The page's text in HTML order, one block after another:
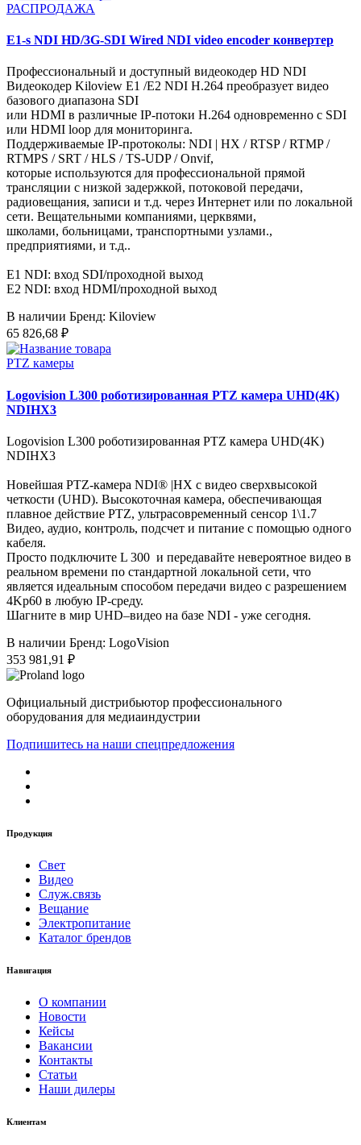
РАСПРОДАЖА
E1-s NDI HD/3G-SDI Wired NDI video encoder конвертер
Профессиональный и доступный видеокодер HD NDI
Видеокодер Kiloview E1 /E2 NDI H.264 преобразует видео
базового диапазона SDI
или HDMI в различные IP-потоки H.264 одновременно с SDI
или HDMI loop для мониторинга.
Поддерживаемые IP-протоколы: NDI | HX / RTSP / RTMP /
RTMPS / SRT / HLS / TS-UDP / Onvif,
которые используются для профессиональной прямой
трансляции с низкой задержкой, потоковой передачи,
радиовещания, записи и т.д. через Интернет или по локальной
сети. Вещательными компаниями, церквями,
школами, больницами, транспортными узлами.,
предприятиями, и т.д..
E1 NDI: вход SDI/проходной выход
E2 NDI: вход HDMI/проходной выход
В наличии Бренд: Kiloview
65 826,68 ₽
PTZ камеры
Logovision L300 роботизированная PTZ камера UHD(4K)
NDIHX3
Logovision L300 роботизированная PTZ камера UHD(4K)
NDIHX3
Новейшая PTZ-камера NDI® |HX с видео сверхвысокой
четкости (UHD). Высокоточная камера, обеспечивающая
плавное действие PTZ, ультрасовременный сенсор 1\1.7
Видео, аудио, контроль, подсчет и питание с помощью одного
кабеля.
Просто подключите L 300 и передавайте невероятное видео в
реальном времени по стандартной локальной сети, что
является идеальным способом передачи видео с разрешением
4Kp60 в любую IP-среду.
Шагните в мир UHD–видео на базе NDI - уже сегодня.
В наличии Бренд: LogoVision
353 981,91 ₽
Официальный дистрибьютор профессионального
оборудования для медиаиндустрии
Подпишитесь на наши спецпредложения
Продукция
Свет
Видео
Служ.связь
Вещание
Электропитание
Каталог брендов
Навигация
О компании
Новости
Кейсы
Вакансии
Контакты
Статьи
Наши дилеры
Клиентам